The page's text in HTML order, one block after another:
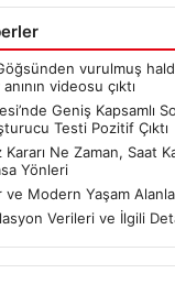
vurulmuş
videosu çıktı
Geniş Kapsamlı
Testi Pozitif Çıktı
Kararı Ne Zaman, Saat
Yönleri
Modern Yaşam
Verileri ve İlgili